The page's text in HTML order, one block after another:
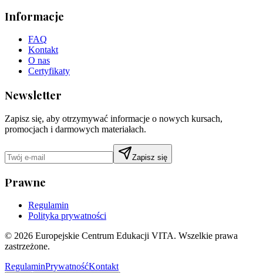
Informacje
FAQ
Kontakt
O nas
Certyfikaty
Newsletter
Zapisz się, aby otrzymywać informacje o nowych kursach,
promocjach i darmowych materiałach.
Zapisz się
Prawne
Regulamin
Polityka prywatności
© 2026 Europejskie Centrum Edukacji VITA. Wszelkie prawa
zastrzeżone.
RegulaminPrywatnośćKontakt